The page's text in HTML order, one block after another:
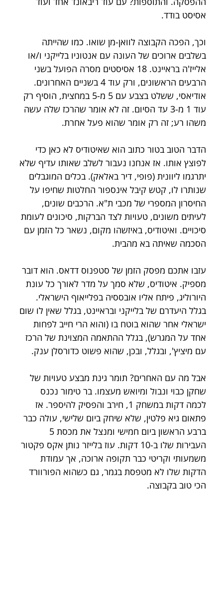
אסיסט בודד.
וכך, הפכה הקבוצה לוואן-מן שואו. כמו שהייתה
בשלבים ארוכים של העונה עם אנטוניו בלייקני ו/או
אלייז'ה בראיינט. 18 אסיסטים מסרה הפועל בשני
הרבעים הראשונים, ורק עוד 4 בשניים האחרונים.
אודיאסי, ששלט בצבע עם 5 מ-5 במחצית, הוסיף רק
עוד 1 מ-3 עד הסיום. זה לא אומר שהרכז שלה עשה
משהו רע; זה רק אומר שהוא פעל אחרת.
הדבר הטוב בטור כתוב הוא שאיטודיס לא כאן כדי
לפוצץ אותו. אז אנחנו נעבור לשלב שאותו עדיף שלא
יתרגמו ליוונית (פופי, דיר באלאק). בכלים המוגבלים
שנותרו לו, קטש קיבל אינספור החלטות שחיפו על
החיסרון המספרי של מכבי ת"א. הרכבים שונים,
לעיתים משונים, טעויות לצד הברקות, סיכונים לעומת
סיכויים. ואיטודיס, באיזשהו מקום, נשאר כל הזמן עם
הסכמה שאיתה בא מהבית.
עזבו אתכם מפסק הזמן של סטפנוס דדאס. הוא דובר
מספיק. איטודיס, שלא סמך על מדר לאורך כל עונת
היורוליג, פיתח אליו אובססיה בפלייאוף הישראלי.
בגלל היעדרם של בלייקני ובראיינט, בגלל שאין לו שום
ישראלי אחר שהוא בוטח בו (והוא הרי חייב לפחות
אחד על המגרש), בגלל ההתאמה המצוינת של הרכז
עם מיציץ', ובגלל, ובכן, שהוא פשוט כדורסלן ענק.
אבל מה עם האחרים? תומר גינת מבצע טעויות של
שחקן כבוי ונבול ומיואש מעצמו. בר טימור נכנס
לכמה דקות במשחק 1, חירב והפסיק להיספר. אז
פתאום גיא פלטין, שלא שיחק ביום שלישי, עולה כבר
העבירות שלו ב-10 דקות. עוז בלייזר נותן אקס פקטור
משמעותי וקריטי כבר תקופה ארוכה, אך עמודת
הדקות שלו לא מטפסת בגמר, גם כשהוא הפורוורד
הכי טוב בקבוצה.